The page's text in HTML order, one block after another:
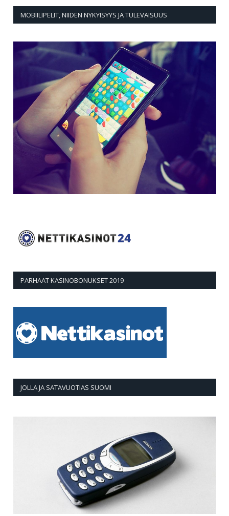
MOBIILIPELIT, NIIDEN NYKYISYYS JA TULEVAISUUS
PARHAAT KASINOBONUKSET 2019
JOLLA JA SATAVUOTIAS SUOMI